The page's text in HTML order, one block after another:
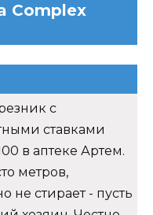
Complex
с
ставками
в аптеке Артем.
метров,
не стирает - пусть